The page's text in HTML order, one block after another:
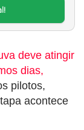
deve atingir
dias,
pilotos,
acontece